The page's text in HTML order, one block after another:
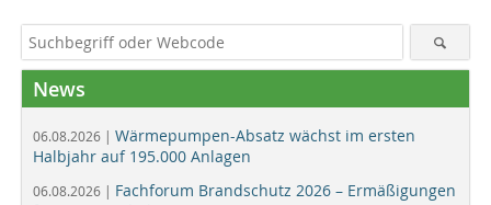
News
06.08.2026 | Wärmepumpen-Absatz wächst im ersten
Halbjahr auf 195.000 Anlagen
06.08.2026 | Fachforum Brandschutz 2026 – Ermäßigungen